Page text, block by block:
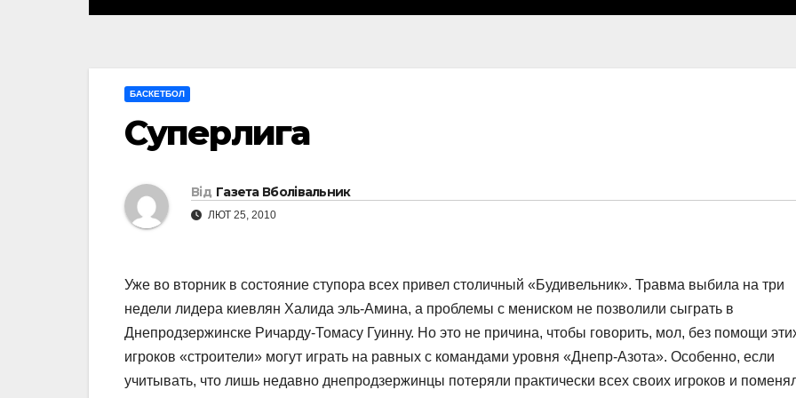
БАСКЕТБОЛ
Суперлига
Від Газета Вболівальник
ЛЮТ 25, 2010
Уже во вторник в состояние ступора всех привел столичный «Будивельник». Травма выбила на три
недели лидера киевлян Халида эль-Амина, а проблемы с мениском не позволили сыграть в
Днепродзержинске Ричарду-Томасу Гуинну. Но это не причина, чтобы говорить, мол, без помощи
игроков «строители» могут играть на равных с командами уровня «Днепр-Азота». Особенно, если
учитывать, что лишь недавно днепродзержинцы потеряли практически всех своих игроков и